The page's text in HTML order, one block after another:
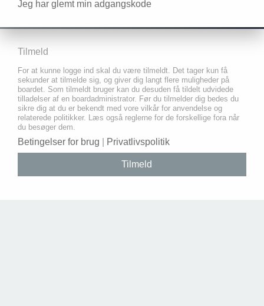
Jeg har glemt min adgangskode
Tilmeld
For at kunne logge ind skal du være tilmeldt. Det tager kun få
sekunder at tilmelde sig, og giver dig langt flere muligheder på
boardet. Som tilmeldt bruger kan du desuden få tildelt udvidede
tilladelser af en boardadministrator. Før du tilmelder dig bedes du
sikre dig at du er bekendt med vore vilkår for anvendelse og
relaterede politikker. Læs også reglerne for de forskellige fora når
du besøger dem.
Betingelser for brug Privatlivspolitik
Tilmeld